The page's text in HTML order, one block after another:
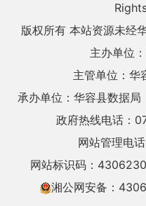
版权所有 本站资源未经
主办单位
主管单位：华
承办单位：华容县数据局
政府热线电话：
网站管理电
网站标识码：
湘公网安备：